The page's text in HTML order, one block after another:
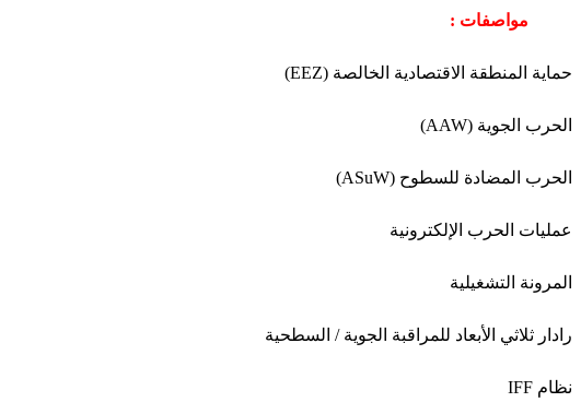
مواصفات :
حماية المنطقة الاقتصادية الخالصة (EEZ)
الحرب الجوية (AAW)
الحرب المضادة للسطوح (ASuW)
عمليات الحرب الإلكترونية
المرونة التشغيلية
رادار ثلاثي الأبعاد للمراقبة الجوية / السطحية
نظام IFF